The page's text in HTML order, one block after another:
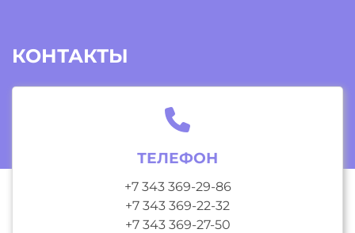
КОНТАКТЫ
ТЕЛЕФОН
+7 343 369-29-86
+7 343 369-22-32
+7 343 369-27-50